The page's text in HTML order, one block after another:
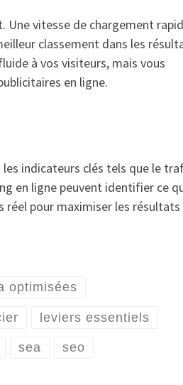
Une vitesse de chargement
classement dans les
à vos visiteurs, mais vous
en ligne.
les indicateurs clés tels que le
en ligne peuvent identifier ce
réel pour maximiser les
optimisées
leviers essentiels
sea seo